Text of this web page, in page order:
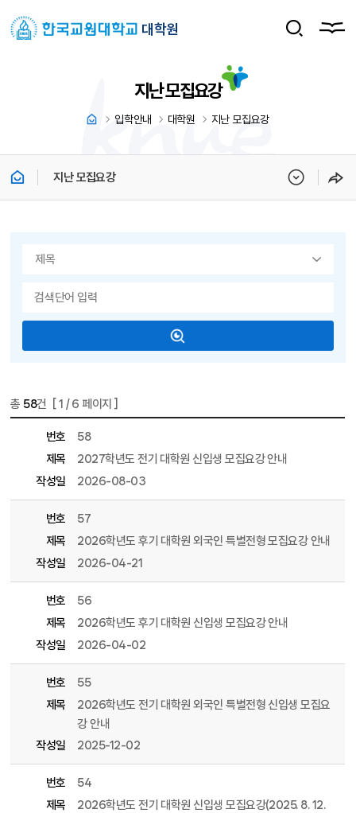
대학원
지난 모집요강
입학안내 대학원 지난 모집요강
지난 모집요강
총 58건 [1 / 6 페이지 ]
번호
58
제목
2027학년도 전기 대학원 신입생 모집요강 안내
작성일
2026-08-03
번호
57
제목
2026학년도 후기 대학원 외국인 특별전형 모집요강 안내
작성일
2026-04-21
번호
56
제목
2026학년도 후기 대학원 신입생 모집요강 안내
작성일
2026-04-02
번호
55
제목
2026학년도 전기 대학원 외국인 특별전형 신입생 모집요
강 안내
작성일
2025-12-02
번호
54
제목
2026학년도 전기 대학원 신입생 모집요강(2025. 8. 12.